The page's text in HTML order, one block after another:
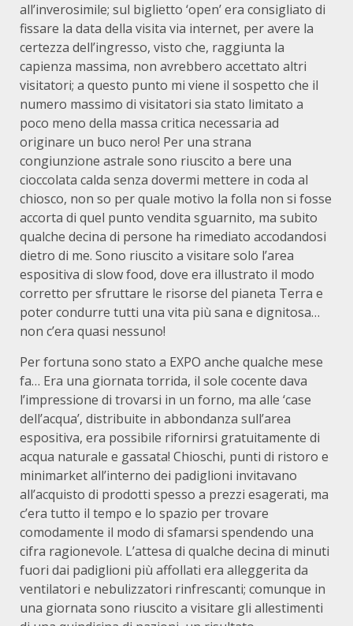
all’inverosimile; sul biglietto ‘open’ era consigliato di
fissare la data della visita via internet, per avere la
certezza dell’ingresso, visto che, raggiunta la
capienza massima, non avrebbero accettato altri
visitatori; a questo punto mi viene il sospetto che il
numero massimo di visitatori sia stato limitato a
poco meno della massa critica necessaria ad
originare un buco nero! Per una strana
congiunzione astrale sono riuscito a bere una
cioccolata calda senza dovermi mettere in coda al
chiosco, non so per quale motivo la folla non si fosse
accorta di quel punto vendita sguarnito, ma subito
qualche decina di persone ha rimediato accodandosi
dietro di me. Sono riuscito a visitare solo l’area
espositiva di slow food, dove era illustrato il modo
corretto per sfruttare le risorse del pianeta Terra e
poter condurre tutti una vita più sana e dignitosa…
non c’era quasi nessuno!
Per fortuna sono stato a EXPO anche qualche mese
fa… Era una giornata torrida, il sole cocente dava
l’impressione di trovarsi in un forno, ma alle ‘case
dell’acqua’, distribuite in abbondanza sull’area
espositiva, era possibile rifornirsi gratuitamente di
acqua naturale e gassata! Chioschi, punti di ristoro e
minimarket all’interno dei padiglioni invitavano
all’acquisto di prodotti spesso a prezzi esagerati, ma
c’era tutto il tempo e lo spazio per trovare
comodamente il modo di sfamarsi spendendo una
cifra ragionevole. L’attesa di qualche decina di minuti
fuori dai padiglioni più affollati era alleggerita da
ventilatori e nebulizzatori rinfrescanti; comunque in
una giornata sono riuscito a visitare gli allestimenti